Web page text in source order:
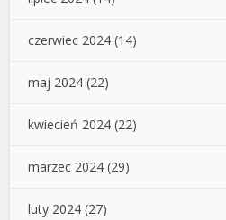
czerwiec 2024 (14)
maj 2024 (22)
kwiecień 2024 (22)
marzec 2024 (29)
luty 2024 (27)